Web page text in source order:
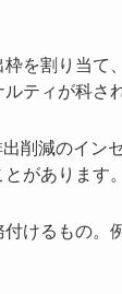
を割り当て
ティが科され
削減のイン
があります。
けるもの。